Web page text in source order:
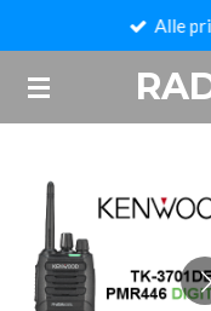
naar
de
Alle